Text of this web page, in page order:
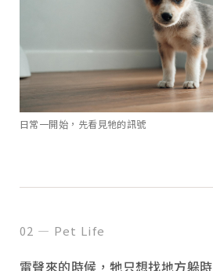
日常一開始，先看見牠的訊號
02 — Pet Life
雷聲來的時候，牠只想找地方躲